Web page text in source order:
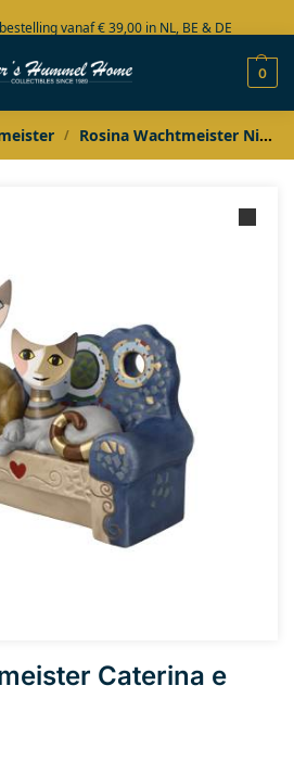
vanaf € 39,00 in NL, BE & DE
collectie in voorraad
0
/ Rosina Wachtmeister Nieuw in 2026
Caterina e